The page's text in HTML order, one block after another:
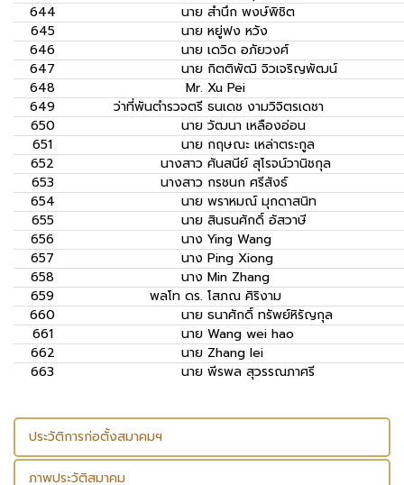
644
นาย สำนึก พงษ์พิชิต
645
นาย หยู่ฟง หวัง
646
นาย เดวิด อภัยวงศ์
647
นาย กิตติพัฒิ จิวเจริญพัฒน์
648
Mr. Xu Pei
649
ว่าที่พันตำรวจตรี ธนเดช งามวิจิตรเดชา
650
นาย วัฒนา เหลืองอ่อน
651
นาย กฤษณะ เหล่าตระกูล
652
นางสาว ศันสนีย์ สุโรจน์วานิชกุล
653
นางสาว กรชนก ศรีสังธ์
654
นาย พราหมณ์ มุกดาสนิท
655
นาย สินธนศักดิ์ อัสวาษี
656
นาง Ying Wang
657
นาง Ping Xiong
658
นาง Min Zhang
659
พลโท ดร. โสภณ ศิริงาม
660
นาย ธนาศักดิ์ ทรัพย์หิรัญกุล
661
นาย Wang wei hao
662
นาย Zhang lei
663
นาย พีรพล สุวรรณภาศรี
ประวัติการก่อตั้งสมาคมฯ
ภาพประวัติสมาคม